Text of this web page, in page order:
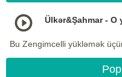
Ülkər&Şahmar - O
Bu Zengimcelli yükləmək